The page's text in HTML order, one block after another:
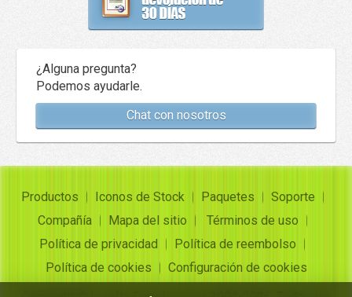
¿Alguna pregunta?
Podemos ayudarle.
Chat con nosotros
Productos Iconos de Stock Paquetes
Soporte
Compañía
Mapa del sitio
Términos de uso
Política de privacidad
Política de reembolso
Política de cookies
Configuración de cookies